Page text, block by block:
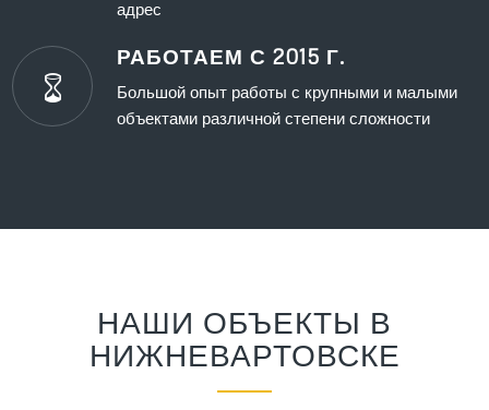
адрес
РАБОТАЕМ С 2015 Г.
Большой опыт работы с крупными и малыми
объектами различной степени сложности
НАШИ ОБЪЕКТЫ В
НИЖНЕВАРТОВСКЕ